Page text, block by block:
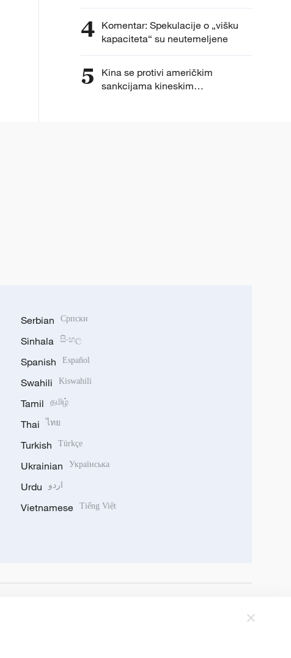
iz nefosilnih izvora
4 Komentar: Spekulacije o „višku
kapaciteta“ su neutemeljene
5
Kina se protivi američkim
sankcijama kineskim
Serbian Српски
Sinhala සිංහල
Spanish Español
Swahili Kiswahili
Tamil தமிழ்
Thai ไทย
Turkish Türkçe
Ukrainian Українська
Urdu اردو
Vietnamese Tiếng Việt